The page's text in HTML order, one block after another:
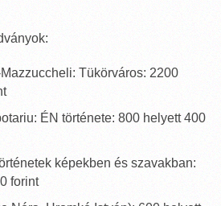
Tükörváros: 2200
ÉN története: 800 helyett 400
képekben és szavakban:
forint